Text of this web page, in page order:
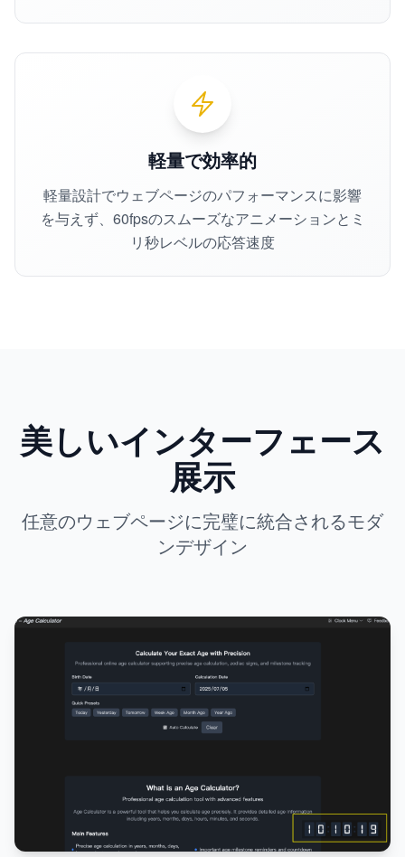
軽量で効率的
軽量設計でウェブページのパフォーマンスに影響
を与えず、60fpsのスムーズなアニメーションとミ
リ秒レベルの応答速度
美しいインターフェース
展示
任意のウェブページに完璧に統合されるモダ
ンデザイン